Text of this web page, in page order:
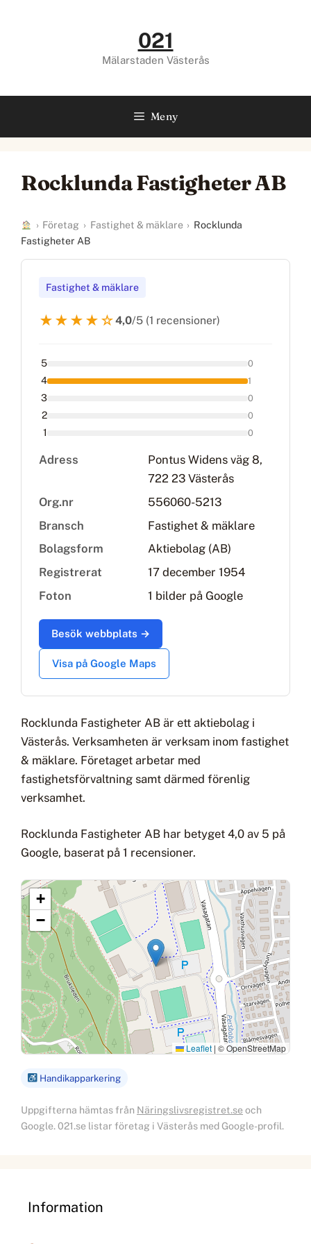
021
Mälarstaden Västerås
Meny
Rocklunda Fastigheter AB
› Företag › Fastighet & mäklare › Rocklunda
Fastigheter AB
Fastighet & mäklare
★★★★☆4,0/5 (1 recensioner)
5 0
4 1
3 0
2 0
1 0
Adress
Pontus Widens väg 8,
722 23 Västerås
Org.nr
556060-5213
Bransch
Fastighet & mäklare
Bolagsform
Aktiebolag (AB)
Registrerat
17 december 1954
Foton
1 bilder på Google
Besök webbplats →
Visa på Google Maps
Rocklunda Fastigheter AB är ett aktiebolag i
Västerås. Verksamheten är verksam inom fastighet
& mäklare. Företaget arbetar med
fastighetsförvaltning samt därmed förenlig
verksamhet.
Rocklunda Fastigheter AB har betyget 4,0 av 5 på
Google, baserat på 1 recensioner.
+
−
Leaflet | © OpenStreetMap
Handikapparkering
Uppgifterna hämtas från Näringslivsregistret.se och
Google. 021.se listar företag i Västerås med Google-profil.
Information